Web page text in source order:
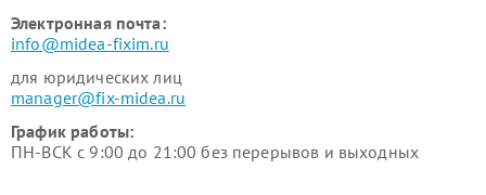
Электронная почта:
info@midea-fixim.ru
для юридических лиц
manager@fix-midea.ru
График работы:
ПН-ВСК с 9:00 до 21:00 без перерывов и выходных